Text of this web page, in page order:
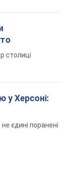
столиці
у Херсоні:
єдині поранені